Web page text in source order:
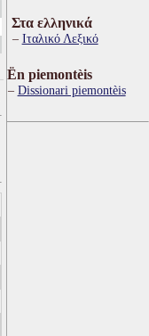
Στα ελληνικά
Ιταλικό Λεξικό
Ën piemontèis
Dissionari piemontèis